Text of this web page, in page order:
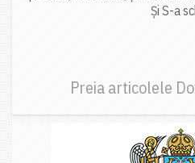
Și S-a
Preia articolele